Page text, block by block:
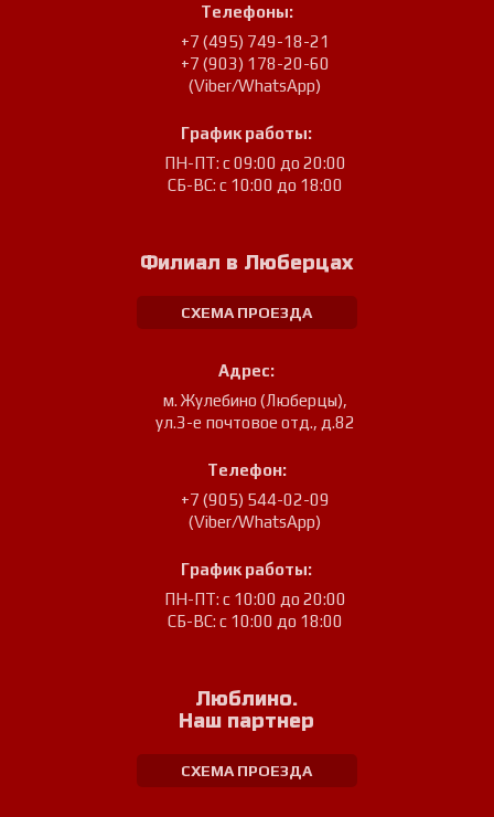
Телефоны:
+7 (495) 749-18-21
+7 (903) 178-20-60
(Viber/WhatsApp)
График работы:
ПН-ПТ: с 09:00 до 20:00
СБ-ВС: с 10:00 до 18:00
Филиал в Люберцах
СХЕМА ПРОЕЗДА
Адрес:
м. Жулебино (Люберцы),
ул.3-е почтовое отд., д.82
Телефон:
+7 (905) 544-02-09
(Viber/WhatsApp)
График работы:
ПН-ПТ: с 10:00 до 20:00
СБ-ВС: с 10:00 до 18:00
Люблино.
Наш партнер
СХЕМА ПРОЕЗДА